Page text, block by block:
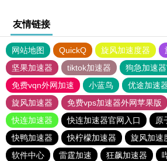
友情链接
网站地图 QuickQ 旋风加速度器
坚果加速器
tiktok加速器
狗急加速
免费vqn外网加速
小蓝鸟 优途加速
旋风加速器
免费vps加速器外网苹果版
快连加速器
快连加速器官网入口
原
快鸭加速器
快柠檬加速器 旋风加速
软件中心
雷霆加速 狂飙加速器